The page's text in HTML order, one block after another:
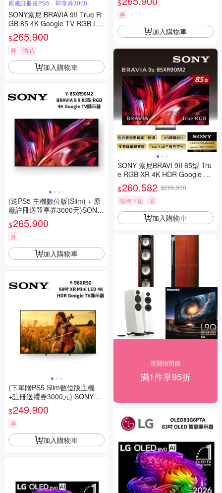
原廠註冊送PS5、即享券3000
SONY索尼 BRAVIA 9II True R
GB 85 4K Google TV RGB LE
D XR Y-85XR90M2
$265,900
券 贈品
加入購物車
(送PS5 主機數位版(Slim) + 原
廠註冊送即享券3000元)SONY
索尼 Y-85XR90M2 BRAVIA 9 II
85型 True RGB XR 4K HDR G
oogle TV顯示器
$265,900
券
加入購物車
(下單贈PS5 Slim數位版主機
+註冊送禮券3000元) SONY索
尼 Y-98XR50 BRAVIA 5 98吋 X
R Mini LED 4K HDR Google T
V顯示器
$249,900
券
加入購物車
$
券
加入購物車
SONY 索尼BRAVI 9II 85型 Tru
e RGB XR 4K HDR Google TV
顯示器 Y-85XR90M2
$260,582 $265,900
限時下殺
券
加入購物車
夜間快閃價
滿1件享95折